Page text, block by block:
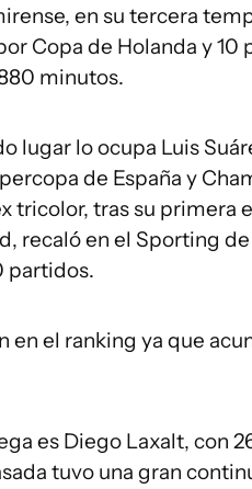
en su tercera
Copa de Holanda y 10
minutos.
lugar lo ocupa Luis
de España y
tricolor, tras su primera
recaló en el Sporting
partidos.
en el ranking ya que
es Diego Laxalt, con
tuvo una gran